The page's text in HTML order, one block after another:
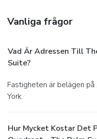
tea maker. Maintain your
hair dryer, toiletries and
Vanliga frågor
Vad Är Adressen Till
Suite?
Fastigheten är belägen på Apartment 3, The Quadrant i
York.
Hur Mycket Kostar Det